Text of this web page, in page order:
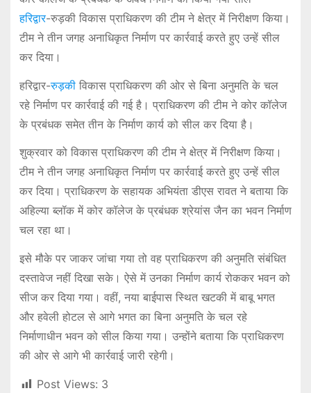
हरिद्वार-रुड़की विकास प्राधिकरण की टीम ने क्षेत्र में निरीक्षण किया।
टीम ने तीन जगह अनाधिकृत निर्माण पर कार्रवाई करते हुए उन्हें सील
कर दिया।
हरिद्वार-रुड़कीविकास प्राधिकरण की ओर से बिना अनुमति के चल
रहे निर्माण पर कार्रवाई की गई है। प्राधिकरण की टीम ने कोर कॉलेज
के प्रबंधक समेत तीन के निर्माण कार्य को सील कर दिया है।
शुक्रवार को विकास प्राधिकरण की टीम ने क्षेत्र में निरीक्षण किया।
टीम ने तीन जगह अनाधिकृत निर्माण पर कार्रवाई करते हुए उन्हें सील
कर दिया। प्राधिकरण के सहायक अभियंता डीएस रावत ने बताया कि
अहिल्या ब्लॉक में कोर कॉलेज के प्रबंधक श्रेयांस जैन का भवन निर्माण
चल रहा था।
इसे मौके पर जाकर जांचा गया तो वह प्राधिकरण की अनुमति संबंधित
दस्तावेज नहीं दिखा सके। ऐसे में उनका निर्माण कार्य रोककर भवन को
सीज कर दिया गया। वहीं, नया बाईपास स्थित खटकी में बाबू भगत
और हवेली होटल से आगे भगत का बिना अनुमति के चल रहे
निर्माणाधीन भवन को सील किया गया। उन्होंने बताया कि प्राधिकरण
की ओर से आगे भी कार्रवाई जारी रहेगी।
Post Views: 3